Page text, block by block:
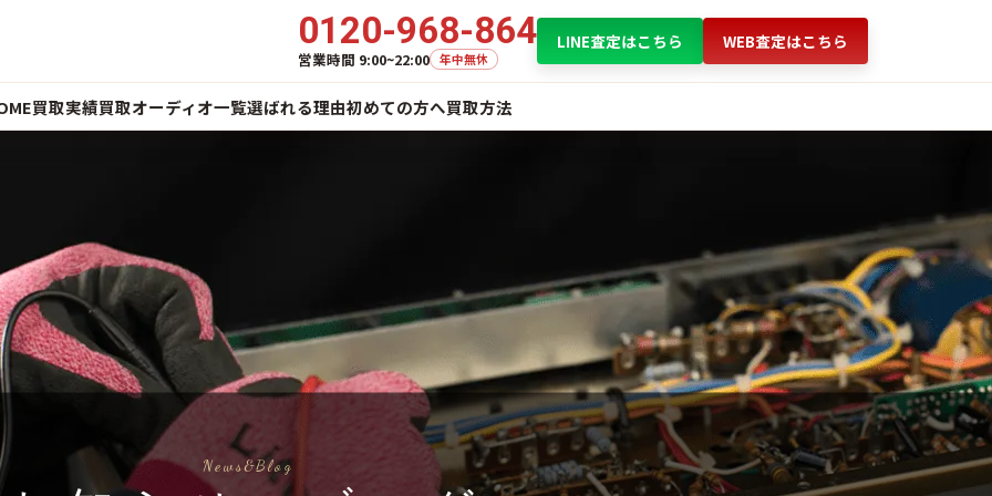
0120-968-864
営業時間 9:00~22:00 年中無休
LINE査定はこちら WEB査定はこちら
買取実績買取オーディオ一覧選ばれる理由初めての方へ買取方法
News&Blog